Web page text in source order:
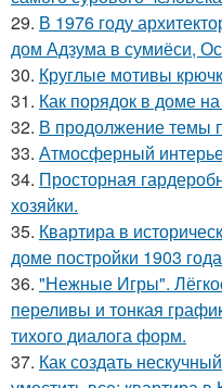
29. В 1976 году
дом Адзума в сумиёси,
30. Круглые мотивы
31. Как порядок в доме
32. В продолжение темы
33. Атмосферный
34. Просторная
хозяйки.
35. Квартира в
доме постройки 1903
36. "Нежные Игры".
переливы и тонкая
тихого диалога форм.
37. Как создать